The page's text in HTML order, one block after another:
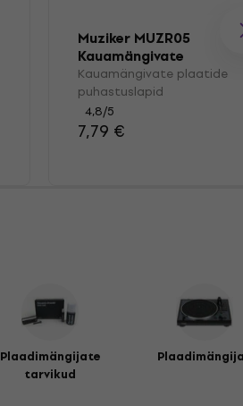
Muziker MUZR05
Kauamängivate
plaatide
puhastuslapid
Kauamängivate plaatide
puhastuslapid
4,8/5
7,79 €
Plaadimängijate
tarvikud